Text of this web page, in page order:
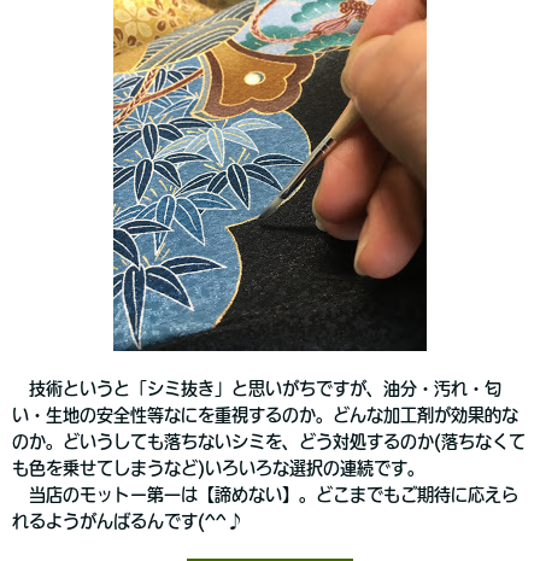
技術というと「シミ抜き」と思いがちですが、油分・汚れ・匂
い・生地の安全性等なにを重視するのか。どんな加工剤が効果的な
のか。どいうしても落ちないシミを、どう対処するのか(落ちなくて
も色を乗せてしまうなど)いろいろな選択の連続です。
当店のモットー第一は【諦めない】。どこまでもご期待に応えら
れるようがんばるんです(^^♪